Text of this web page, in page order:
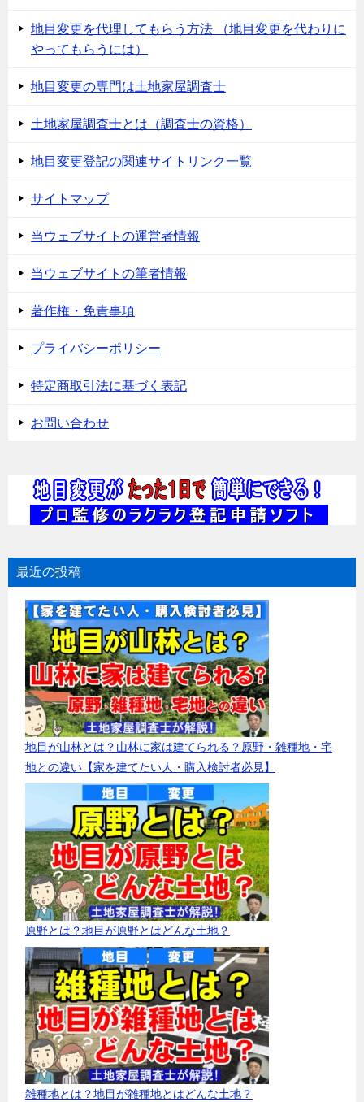
地目変更を代理してもらう方法 （地目変更を代わりに
やってもらうには）
地目変更の専門は土地家屋調査士
土地家屋調査士とは（調査士の資格）
地目変更登記の関連サイトリンク一覧
サイトマップ
当ウェブサイトの運営者情報
当ウェブサイトの筆者情報
著作権・免責事項
プライバシーポリシー
特定商取引法に基づく表記
お問い合わせ
最近の投稿
地目が山林とは？山林に家は建てられる？原野・雑種地・宅
地との違い【家を建てたい人・購入検討者必見】
原野とは？地目が原野とはどんな土地？
雑種地とは？地目が雑種地とはどんな土地？